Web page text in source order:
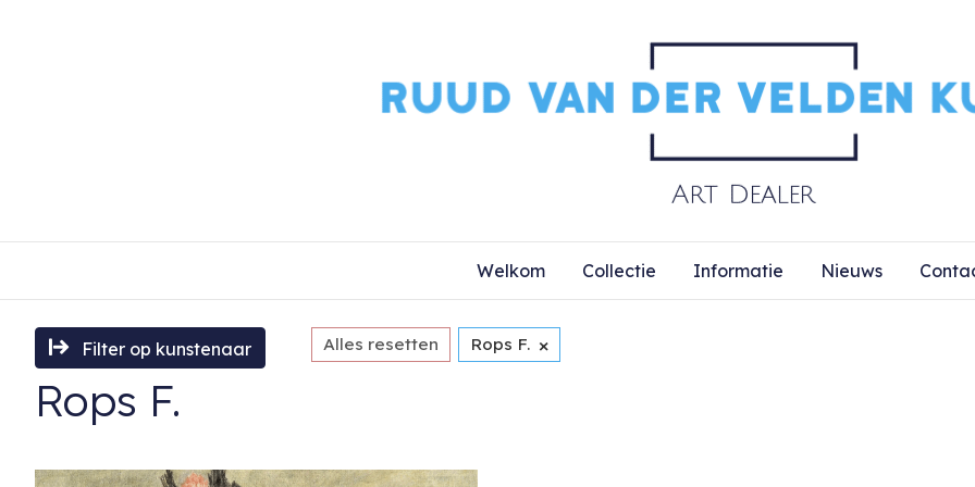
Welkom Collectie Informatie Nieuws
Filter op kunstenaar Alles resetten Rops F. ×
Rops F.